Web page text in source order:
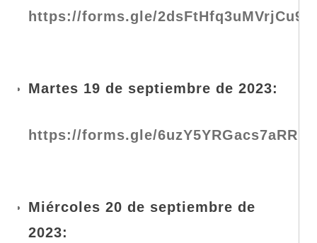
https://forms.gle/2dsFtHfq3uMVrjCu9
Martes 19 de septiembre de 2023:
https://forms.gle/6uzY5YRGacs7aRRD8
Miércoles 20 de septiembre de
2023: